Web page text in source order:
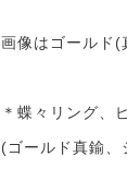
画像はゴールド(
＊蝶々リング
(ゴールド真鍮、